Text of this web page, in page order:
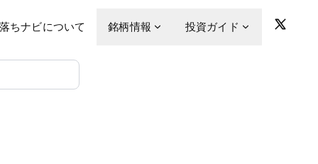
ちナビについて 銘柄情報 投資ガイド